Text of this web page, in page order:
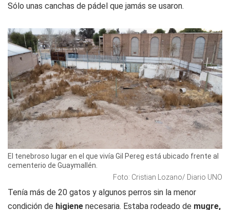
Sólo unas canchas de pádel que jamás se usaron.
El tenebroso lugar en el que vivía Gil Pereg está ubicado frente al
cementerio de Guaymallén.
Foto: Cristian Lozano/ Diario UNO
Tenía más de 20 gatos y algunos perros sin la menor
condición de higiene necesaria. Estaba rodeado de mugre,